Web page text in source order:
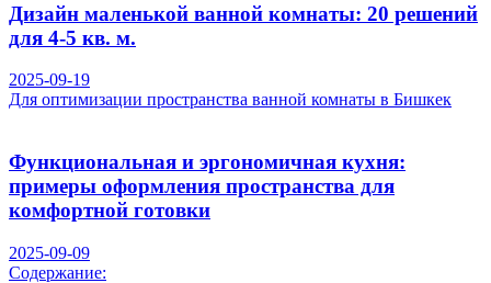
Дизайн маленькой ванной комнаты: 20 решений
для 4-5 кв. м.
2025-09-19
Для оптимизации пространства ванной комнаты в Бишкек
Функциональная и эргономичная кухня:
примеры оформления пространства для
комфортной готовки
2025-09-09
Содержание: